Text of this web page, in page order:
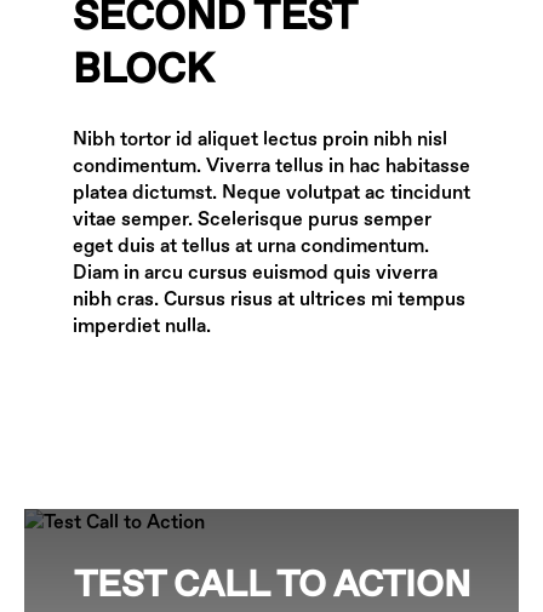
SECOND TEST
BLOCK
Nibh tortor id aliquet lectus proin nibh nisl
condimentum. Viverra tellus in hac habitasse
platea dictumst. Neque volutpat ac tincidunt
vitae semper. Scelerisque purus semper
eget duis at tellus at urna condimentum.
Diam in arcu cursus euismod quis viverra
nibh cras. Cursus risus at ultrices mi tempus
imperdiet nulla.
TEST CALL TO ACTION